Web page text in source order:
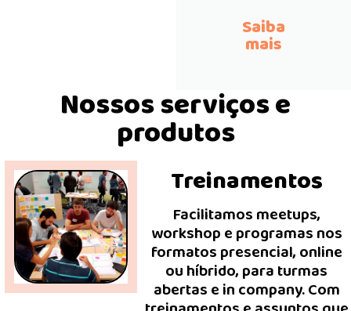
Saiba
mais
Nossos serviços e
produtos
Treinamentos
Facilitamos meetups,
workshop e programas nos
formatos presencial, online
ou híbrido, para turmas
abertas e in company. Com